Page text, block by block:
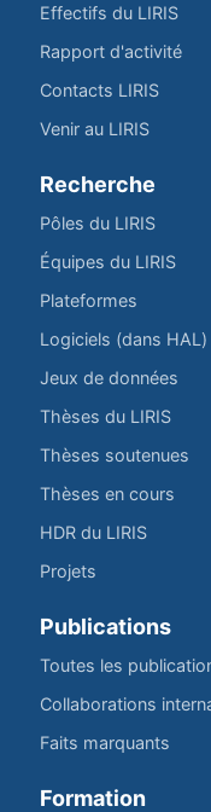
Effectifs du LIRIS
Rapport d'activité
Contacts LIRIS
Venir au LIRIS
Recherche
Pôles du LIRIS
Équipes du LIRIS
Plateformes
Logiciels (dans HAL)
Jeux de données
Thèses du LIRIS
Thèses soutenues
Thèses en cours
HDR du LIRIS
Projets
Publications
Toutes les
Collaborations
Faits marquants
Formation